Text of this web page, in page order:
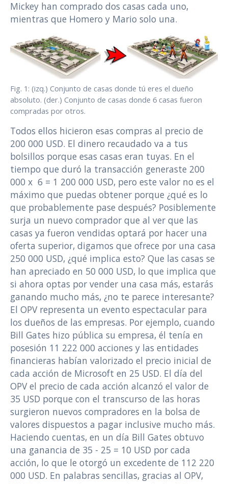
Mickey han comprado dos casas cada uno,
mientras que Homero y Mario solo una.
Fig. 1: (izq.) Conjunto de casas donde tú eres el dueño
absoluto. (der.) Conjunto de casas donde 6 casas fueron
compradas por otros.
Todos ellos hicieron esas compras al precio de
200 000 USD. El dinero recaudado va a tus
bolsillos porque esas casas eran tuyas. En el
tiempo que duró la transacción generaste 200
000 x 6 = 1 200 000 USD, pero este valor no es el
máximo que puedas obtener porque ¿qué es lo
que probablemente pase después? Posiblemente
surja un nuevo comprador que al ver que las
casas ya fueron vendidas optará por hacer una
oferta superior, digamos que ofrece por una casa
250 000 USD, ¿qué implica esto? Que las casas se
han apreciado en 50 000 USD, lo que implica que
si ahora optas por vender una casa más, estarás
ganando mucho más, ¿no te parece interesante?
El OPV representa un evento espectacular para
los dueños de las empresas. Por ejemplo, cuando
Bill Gates hizo pública su empresa, él tenía en
posesión 11 222 000 acciones y las entidades
financieras habían valorizado el precio inicial de
cada acción de Microsoft en 25 USD. El día del
OPV el precio de cada acción alcanzó el valor de
35 USD porque con el transcurso de las horas
surgieron nuevos compradores en la bolsa de
valores dispuestos a pagar inclusive mucho más.
Haciendo cuentas, en un día Bill Gates obtuvo
una ganancia de 35 - 25 = 10 USD por cada
acción, lo que le otorgó un excedente de 112 220
000 USD. En palabras sencillas, gracias al OPV,